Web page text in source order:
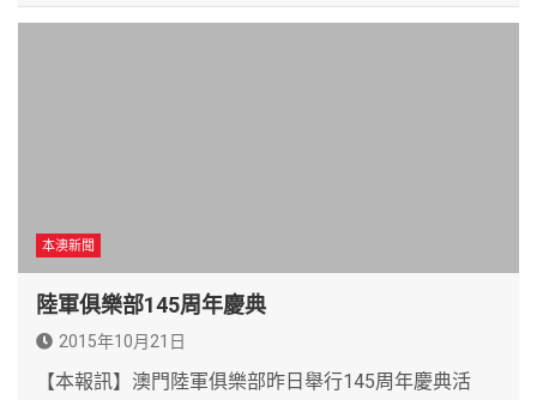
本澳新聞
陸軍俱樂部145周年慶典
2015年10月21日
【本報訊】澳門陸軍俱樂部昨日舉行145周年慶典活